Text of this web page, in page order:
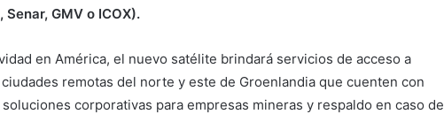
GMV o ICOX).
en América, el nuevo satélite brindará servicios de acceso a
remotas del norte y este de Groenlandia que cuenten con
corporativas para empresas mineras y respaldo en caso de